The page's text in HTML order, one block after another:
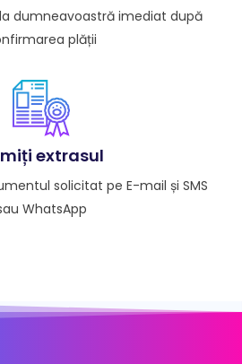
dumneavoastră imediat după
plății
extrasul
solicitat pe E-mail și SMS
WhatsApp